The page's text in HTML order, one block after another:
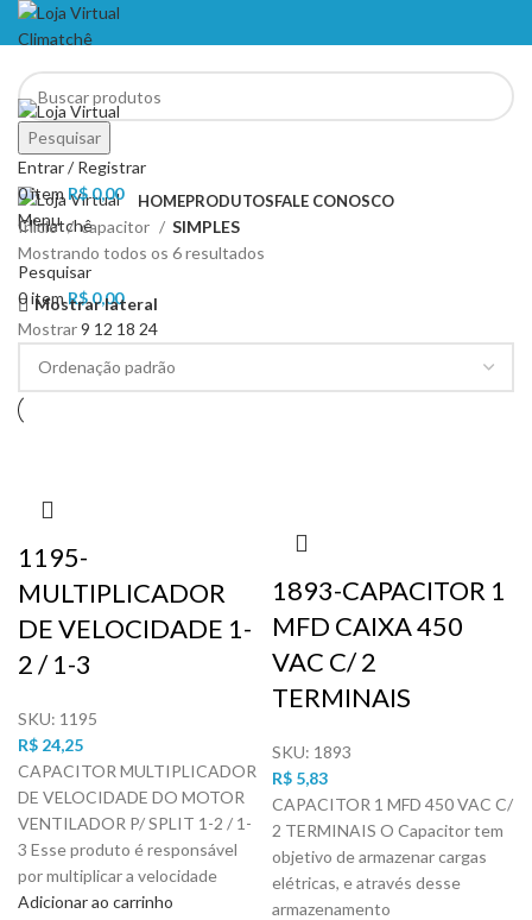
NO PIX TEM DESCONTO
NO PIX TEM DESCONTO
Pesquisar
Entrar / Registrar
0item R$0,00
Menu
Pesquisar
0item R$0,00
HOMEPRODUTOSFALE CONOSCO
Início capacitor
SIMPLES
Mostrando todos os 6 resultados
Mostrar lateral
Mostrar9 12 18 24
1195-
MULTIPLICADOR
DE VELOCIDADE 1-
2 / 1-3
SKU: 1195
R$ 24,25
CAPACITOR MULTIPLICADOR
DE VELOCIDADE DO MOTOR
VENTILADOR P/ SPLIT 1-2 / 1-
3 Esse produto é responsável
por multiplicar a velocidade
Adicionar ao carrinho
1893-CAPACITOR 1
MFD CAIXA 450
VAC C/ 2
TERMINAIS
SKU: 1893
R$ 5,83
CAPACITOR 1 MFD 450 VAC C/
2 TERMINAIS O Capacitor tem
objetivo de armazenar cargas
elétricas, e através desse
armazenamento